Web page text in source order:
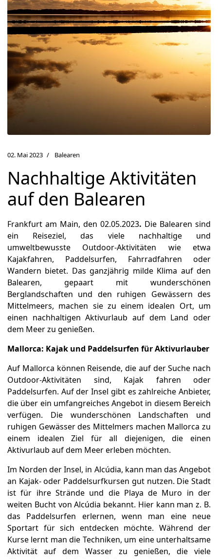
02. Mai 2023 Balearen
Nachhaltige Aktivitäten
auf den Balearen
Frankfurt am Main, den 02.05.2023. Die Balearen sind
ein Reiseziel, das viele nachhaltige und
umweltbewusste Outdoor-Aktivitäten wie etwa
Kajakfahren, Paddelsurfen, Fahrradfahren oder
Wandern bietet. Das ganzjährig milde Klima auf den
Balearen, gepaart mit wunderschönen
Berglandschaften und den ruhigen Gewässern des
Mittelmeers, machen sie zu einem idealen Ort, um
einen nachhaltigen Aktivurlaub auf dem Land oder
dem Meer zu genießen.
Mallorca: Kajak und Paddelsurfen für Aktivurlauber
Auf Mallorca können Reisende, die auf der Suche nach
Outdoor-Aktivitäten sind, Kajak fahren oder
Paddelsurfen. Auf der Insel gibt es zahlreiche Anbieter,
die über ein umfangreiches Angebot in diesem Bereich
verfügen. Die wunderschönen Landschaften und
ruhigen Gewässer des Mittelmers machen Mallorca zu
einem idealen Ziel für all diejenigen, die einen
Aktivurlaub auf dem Meer erleben möchten.
Im Norden der Insel, in Alcúdia, kann man das Angebot
an Kajak- oder Paddelsurfkursen gut nutzen. Die Stadt
ist für ihre Strände und die Playa de Muro in der
weiten Bucht von Alcúdia bekannt. Hier kann man z. B.
das Paddelsurfen erlernen, wenn man eine neue
Sportart für sich entdecken möchte. Während der
Kurse lernt man die Techniken, um eine unterhaltsame
Aktivität auf dem Wasser zu genießen, die viele